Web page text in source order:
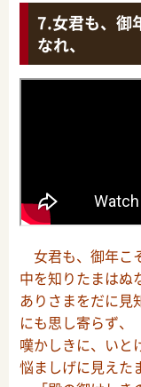
女君も、御
なれ、
女君も、御年こ
中を知りたまはぬ
ありさまをだに見
にも思し寄らず、
嘆かしきに、いと
悩ましげに見えた